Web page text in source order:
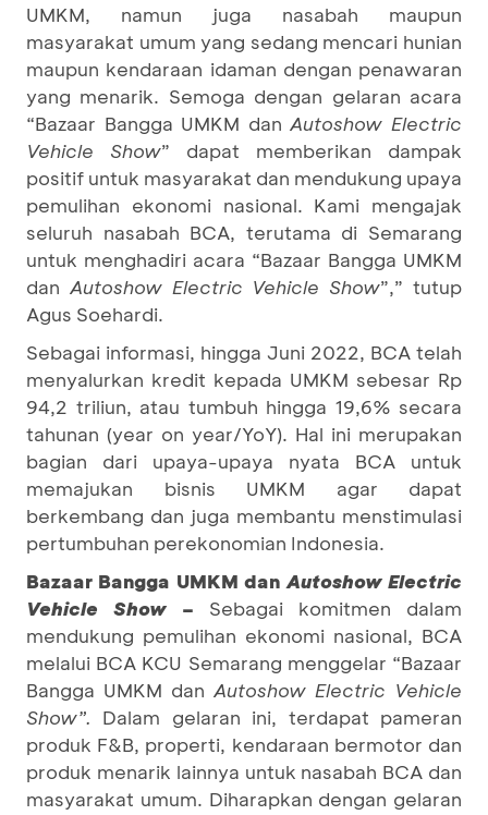
UMKM, namun juga nasabah maupun
masyarakat umum yang sedang mencari hunian
maupun kendaraan idaman dengan penawaran
yang menarik. Semoga dengan gelaran acara
“Bazaar Bangga UMKM danAutoshow Electric
Vehicle Show” dapat memberikan dampak
positif untuk masyarakat dan mendukung upaya
pemulihan ekonomi nasional. Kami mengajak
seluruh nasabah BCA, terutama di Semarang
untuk menghadiri acara “Bazaar Bangga UMKM
dan Autoshow Electric Vehicle Show”,” tutup
Agus Soehardi.
Sebagai informasi, hingga Juni 2022, BCA telah
menyalurkan kredit kepada UMKM sebesar Rp
94,2 triliun, atau tumbuh hingga 19,6% secara
tahunan (year on year/YoY). Hal ini merupakan
bagian dari upaya-upaya nyata BCA untuk
memajukan bisnis UMKM agar dapat
berkembang dan juga membantu menstimulasi
pertumbuhan perekonomian Indonesia.
Bazaar Bangga UMKM dan Autoshow Electric
Vehicle Show – Sebagai komitmen dalam
mendukung pemulihan ekonomi nasional, BCA
melalui BCA KCU Semarang menggelar “Bazaar
Bangga UMKM dan Autoshow Electric Vehicle
Show”. Dalam gelaran ini, terdapat pameran
produk F&B, properti, kendaraan bermotor dan
produk menarik lainnya untuk nasabah BCA dan
masyarakat umum. Diharapkan dengan gelaran